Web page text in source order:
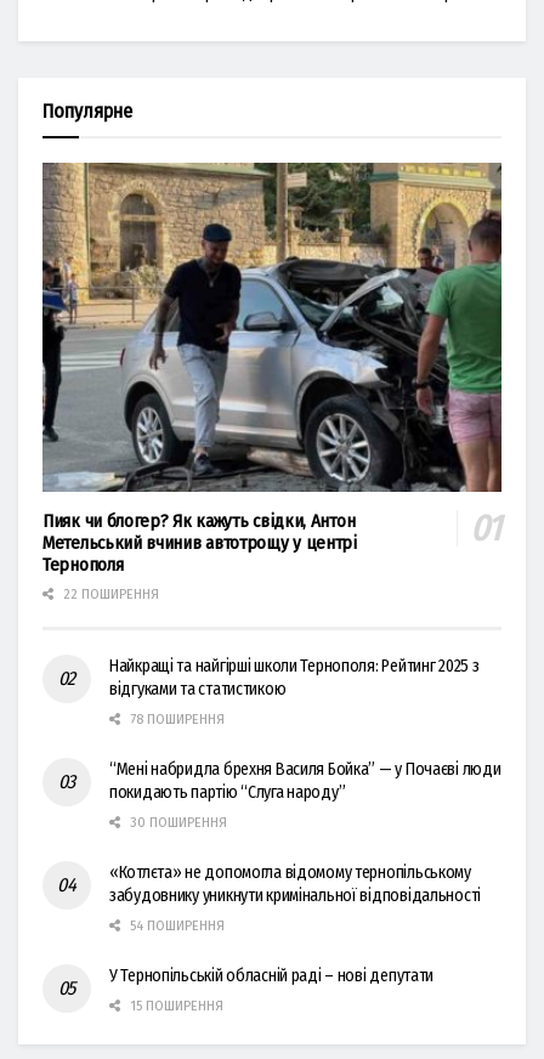
Популярне
Пияк чи блогер? Як кажуть свідки, Антон
Метельський вчинив автотрощу у центрі
Тернополя
22 ПОШИРЕННЯ
Найкращі та найгірші школи Тернополя: Рейтинг 2025 з
відгуками та статистикою
78 ПОШИРЕННЯ
“Мені набридла брехня Василя Бойка” — у Почаєві люди
покидають партію “Слуга народу”
30 ПОШИРЕННЯ
«Котлєта» не допомогла відомому тернопільському
забудовнику уникнути кримінальної відповідальності
54 ПОШИРЕННЯ
У Тернопільській обласній раді – нові депутати
15 ПОШИРЕННЯ